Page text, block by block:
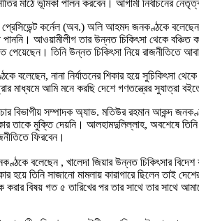
মাঠে ভূমিকা পালন করবেন। আগামী নির্বাচনের
প্রেসিডেন্ট কর্নেল (অব.) অলি আহমদ জনকণ্ঠকে
পাননি। আওয়ামীলীগ তার উন্নত চিকিৎসা থেকে
পেয়েছেন। তিনি উন্নত চিকিৎসা নিয়ে
বলেছেন, নানা নির্যাতনের শিকার হয়ে সুচিকিৎসা
মাধ্যমে আমি মনে করছি দেশে গণতন্ত্রের
বিভাগীয় সম্পাদক অ্যাড. মতিউর রহমান আকন্দ
তাকে মুক্তি দেয়নি। আলহামদুলিল্লাহ, অবশেষে
ফিরবেন।
বলেছেন , খালেদা জিয়ার উন্নত চিকিৎসার
হয়ে তিনি সাজানো মামলায় কারাগারে ছিলেন
বিষয় গত ৫ তারিখের পর তার সাথে তার সাথে